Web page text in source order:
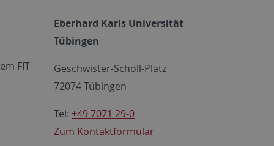
FIT
Eberhard Karls Universität
Tübingen
Geschwister-Scholl-Platz
72074 Tübingen
Tel: +49 7071 29-0
Zum Kontaktformular